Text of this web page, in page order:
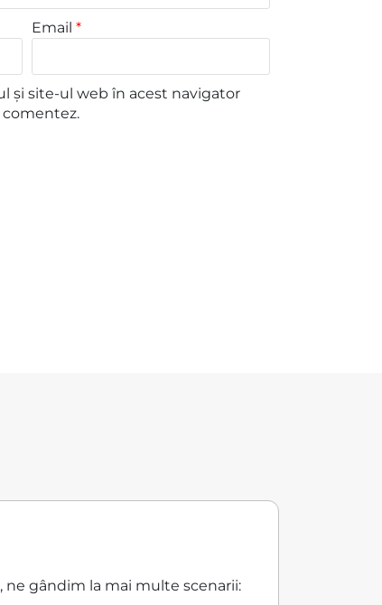
Email*
și site-ul web în acest navigator
ne gândim la mai multe scenarii: